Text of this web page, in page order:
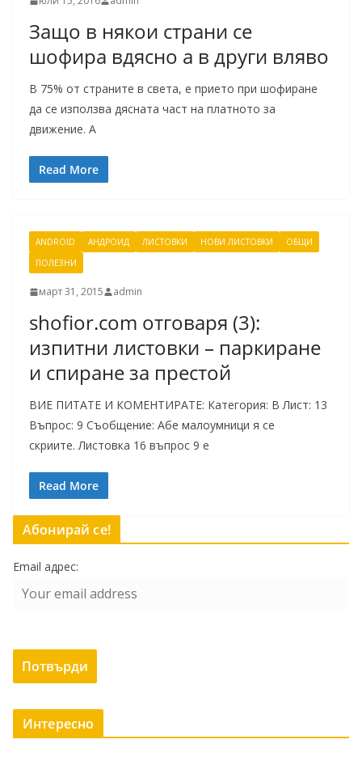
Защо в някои страни се
шофира вдясно а в други вляво
В 75% от страните в света, е прието при шофиране
да се използва дясната част на платното за
движение. А
Read More
ANDROID АНДРОИД ЛИСТОВКИ НОВИ ЛИСТОВКИ
ОБЩИ
ПОЛЕЗНИ
март 31, 2015 admin
shofior.com отговаря (3):
изпитни листовки – паркиране
и спиране за престой
ВИЕ ПИТАТЕ И КОМЕНТИРАТЕ: Категория: B Лист: 13
Въпрос: 9 Съобщение: Абе малоумници я се
скриите. Листовка 16 въпрос 9 е
Read More
Абонирай се!
Email адрес:
Интересно